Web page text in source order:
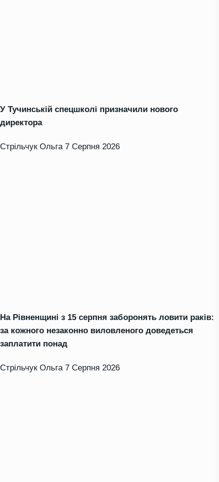
У Тучинській спецшколі призначили нового
директора
Стрільчук Ольга 7 Серпня 2026
На Рівненщині з 15 серпня заборонять ловити раків:
за кожного незаконно виловленого доведеться
заплатити понад
Стрільчук Ольга 7 Серпня 2026